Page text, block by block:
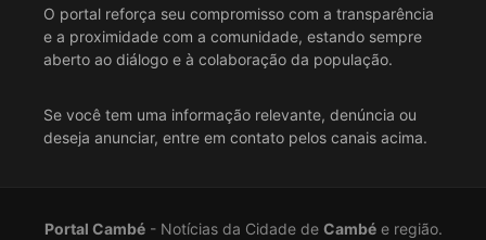
O portal reforça seu compromisso com a transparência
e a proximidade com a comunidade, estando sempre
aberto ao diálogo e à colaboração da população.
Se você tem uma informação relevante, denúncia ou
deseja anunciar, entre em contato pelos canais acima.
Portal Cambé- Notícias da Cidade de Cambée região.